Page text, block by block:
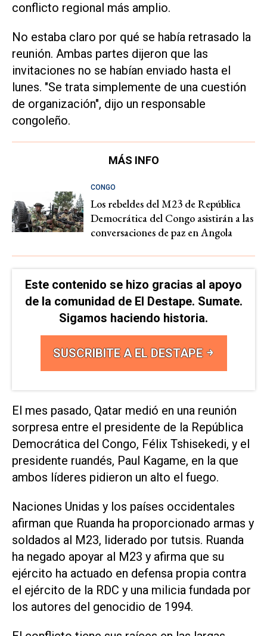
conflicto regional más amplio.
No estaba claro por qué se había retrasado la
reunión. Ambas partes dijeron que las
invitaciones no se habían enviado hasta el
lunes. "Se trata simplemente de una cuestión
de organización", dijo un responsable
congoleño.
MÁS INFO
CONGO
Los rebeldes del M23 de República
Democrática del Congo asistirán a las
conversaciones de paz en Angola
Este contenido se hizo gracias al apoyo
de la comunidad de El Destape. Sumate.
Sigamos haciendo historia.
SUSCRIBITE A EL DESTAPE
El mes pasado, Qatar medió en una reunión
sorpresa entre el presidente de la República
Democrática del Congo, Félix Tshisekedi, y el
presidente ruandés, Paul Kagame, en la que
ambos líderes pidieron un alto el fuego.
Naciones Unidas y los países occidentales
afirman que Ruanda ha proporcionado armas y
soldados al M23, liderado por tutsis. Ruanda
ha negado apoyar al M23 y afirma que su
ejército ha actuado en defensa propia contra
el ejército de la RDC y una milicia fundada por
los autores del genocidio de 1994.